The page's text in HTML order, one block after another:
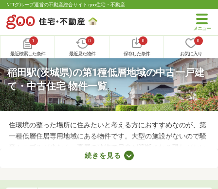
NTTグループ運営の不動産総合サイト goo住宅・不動産
1
最近検索した条件
0
最近見た物件
0
保存した条件
0
お気に入り
稲田駅(茨城県)の第1種低層地域の中古一戸建
て・中古住宅 物件一覧
住環境の整った場所に住みたいと考える方におすすめなのが、第
一種低層住居専用地域にある物件です。大型の施設がないので騒
音トラブルが少なく、高層の建物で日光が遮断される恐れがない
ことから、住環境に優れたエリアです。住みやすい土地ではある
も購入費用を抑えられる中古の一戸建てを紹介します。
続きを見る